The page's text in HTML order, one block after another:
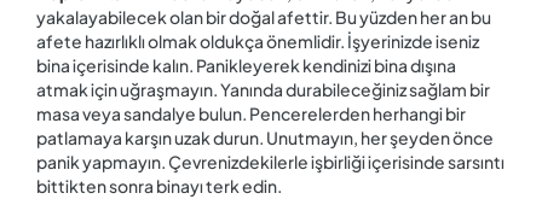
yakalayabilecek olan bir doğal afettir. Bu yüzden her an bu
afete hazırlıklı olmak oldukça önemlidir. İşyerinizde iseniz
bina içerisinde kalın. Panikleyerek kendinizi bina dışına
atmak için uğraşmayın. Yanında durabileceğiniz sağlam bir
masa veya sandalye bulun. Pencerelerden herhangi bir
patlamaya karşın uzak durun. Unutmayın, her şeyden önce
panik yapmayın. Çevrenizdekilerle işbirliği içerisinde sarsıntı
bittikten sonra binayı terk edin.